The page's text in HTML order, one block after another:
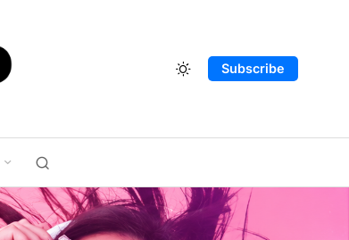
Subscribe